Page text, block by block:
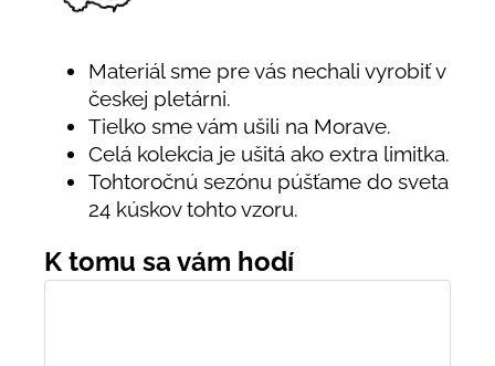
Materiál sme pre vás nechali vyrobiť v
českej pletárni.
Tielko sme vám ušili na Morave.
Celá kolekcia je ušitá ako extra limitka.
Tohtoročnú sezónu púšťame do sveta
24 kúskov tohto vzoru.